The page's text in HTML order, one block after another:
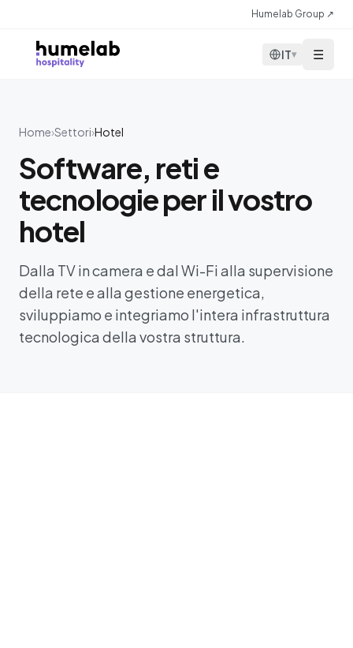
Humelab Group ↗
IT▾ ☰
Home›Settori›Hotel
Software, reti e
tecnologie per il vostro
hotel
Dalla TV in camera e dal Wi-Fi alla supervisione
della rete e alla gestione energetica,
sviluppiamo e integriamo l'intera infrastruttura
tecnologica della vostra struttura.